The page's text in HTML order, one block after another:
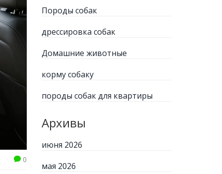
0
Породы собак
дрессировка собак
Домашние животные
корму собаку
породы собак для квартиры
Архивы
июня 2026
мая 2026